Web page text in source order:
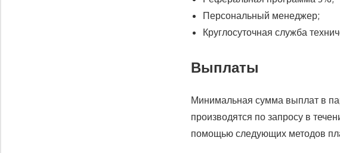
Персональный менеджер;
Круглосуточная служба
Выплаты
Минимальная сумма выплат в
производятся по запросу в
помощью следующих методов